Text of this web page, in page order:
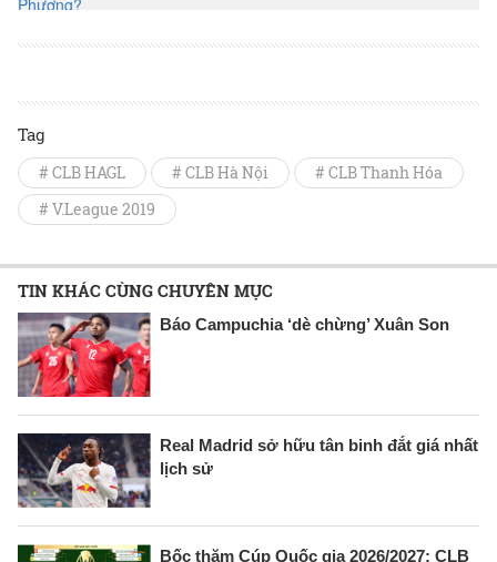
Tag
# CLB HAGL # CLB Hà Nội
# CLB Thanh Hóa
# V.League 2019
TIN KHÁC CÙNG CHUYÊN MỤC
Báo Campuchia ‘dè chừng’ Xuân Son
Real Madrid sở hữu tân binh đắt giá nhất
lịch sử
Bốc thăm Cúp Quốc gia 2026/2027: CLB